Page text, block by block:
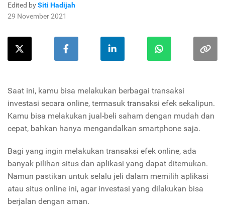
Edited bySiti Hadijah
29 November 2021
Saat ini, kamu bisa melakukan berbagai transaksi
investasi secara online, termasuk transaksi efek sekalipun.
Kamu bisa melakukan jual-beli saham dengan mudah dan
cepat, bahkan hanya mengandalkan smartphone saja.
Bagi yang ingin melakukan transaksi efek online, ada
banyak pilihan situs dan aplikasi yang dapat ditemukan.
Namun pastikan untuk selalu jeli dalam memilih aplikasi
atau situs online ini, agar investasi yang dilakukan bisa
berjalan dengan aman.